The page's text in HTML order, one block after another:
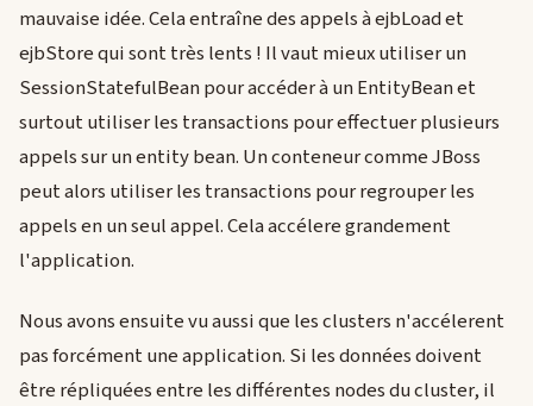
mauvaise idée. Cela entraîne des appels à ejbLoad et
ejbStore qui sont très lents ! Il vaut mieux utiliser un
SessionStatefulBean pour accéder à un EntityBean et
surtout utiliser les transactions pour effectuer plusieurs
appels sur un entity bean. Un conteneur comme JBoss
peut alors utiliser les transactions pour regrouper les
appels en un seul appel. Cela accélere grandement
l'application.
Nous avons ensuite vu aussi que les clusters n'accélerent
pas forcément une application. Si les données doivent
être répliquées entre les différentes nodes du cluster, il